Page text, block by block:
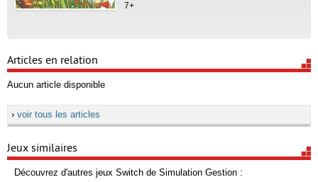
7+
Articles en relation
Aucun article disponible
› voir tous les articles
Jeux similaires
Découvrez d'autres jeux Switch de Simulation Gestion :